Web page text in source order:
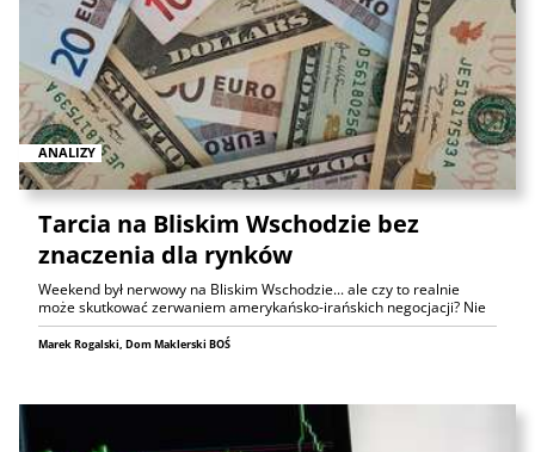
ANALIZY
Tarcia na Bliskim Wschodzie bez
znaczenia dla rynków
Weekend był nerwowy na Bliskim Wschodzie... ale czy to realnie
może skutkować zerwaniem amerykańsko-irańskich negocjacji? Nie
Marek Rogalski, Dom Maklerski BOŚ